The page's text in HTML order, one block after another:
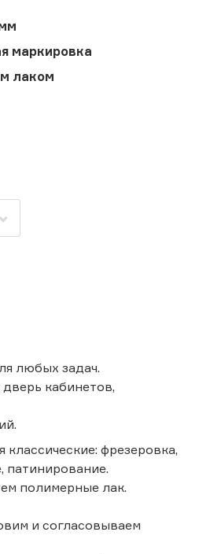
маркировка
лаком
любых задач.
кабинетов,
фрезеровка,
патинирование.
полимерные лак.
и согласовываем